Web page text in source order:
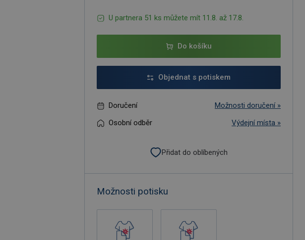
U partnera 51 ks můžete mít 11.8. až 17.8.
Do košíku
Objednat s potiskem
Doručení
Možnosti doručení »
Osobní odběr
Výdejní místa »
Přidat do oblíbených
Možnosti potisku